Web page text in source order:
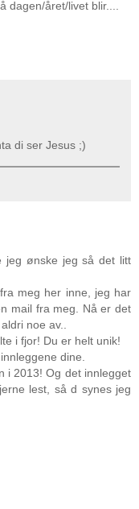
dagen/året/livet blir....
di ser Jesus ;)
jeg ønske jeg så det litt
meg her inne, jeg har
mail fra meg. Nå er det
noe av..
i fjor! Du er helt unik!
dine.
i 2013! Og det innlegget
lest, så d synes jeg